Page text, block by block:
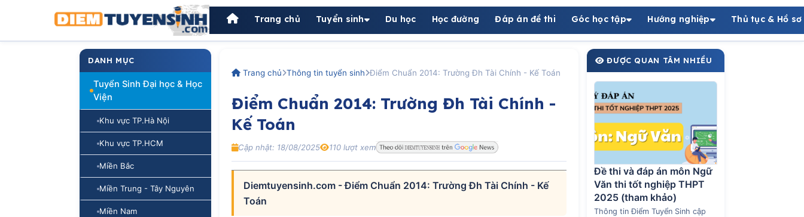
Trang chủ Tuyển sinh Du học Học đường Đáp án đề thi Góc học tập Hướng nghiệp Thủ tục & Hồ
DANH MỤC
Tuyển Sinh Đại học & Học
Viện
Khu vực TP.Hà Nội
Khu vực TP.HCM
Miền Bắc
Miền Trung - Tây Nguyên
Miền Nam
Trang chủ Thông tin tuyển sinh Điểm Chuẩn 2014: Trường Đh Tài Chính - Kế Toán
Điểm Chuẩn 2014: Trường Đh Tài Chính -
Kế Toán
Cập nhật: 18/08/2025 110 lượt xem
Diemtuyensinh.com - Điểm Chuẩn 2014: Trường Đh Tài Chính - Kế
Toán
ĐƯỢC QUAN TÂM NHIỀU
Đề thi và đáp án môn Ngữ
Văn thi tốt nghiệp THPT
2025 (tham khảo)
Thông tin Điểm Tuyển Sinh cập